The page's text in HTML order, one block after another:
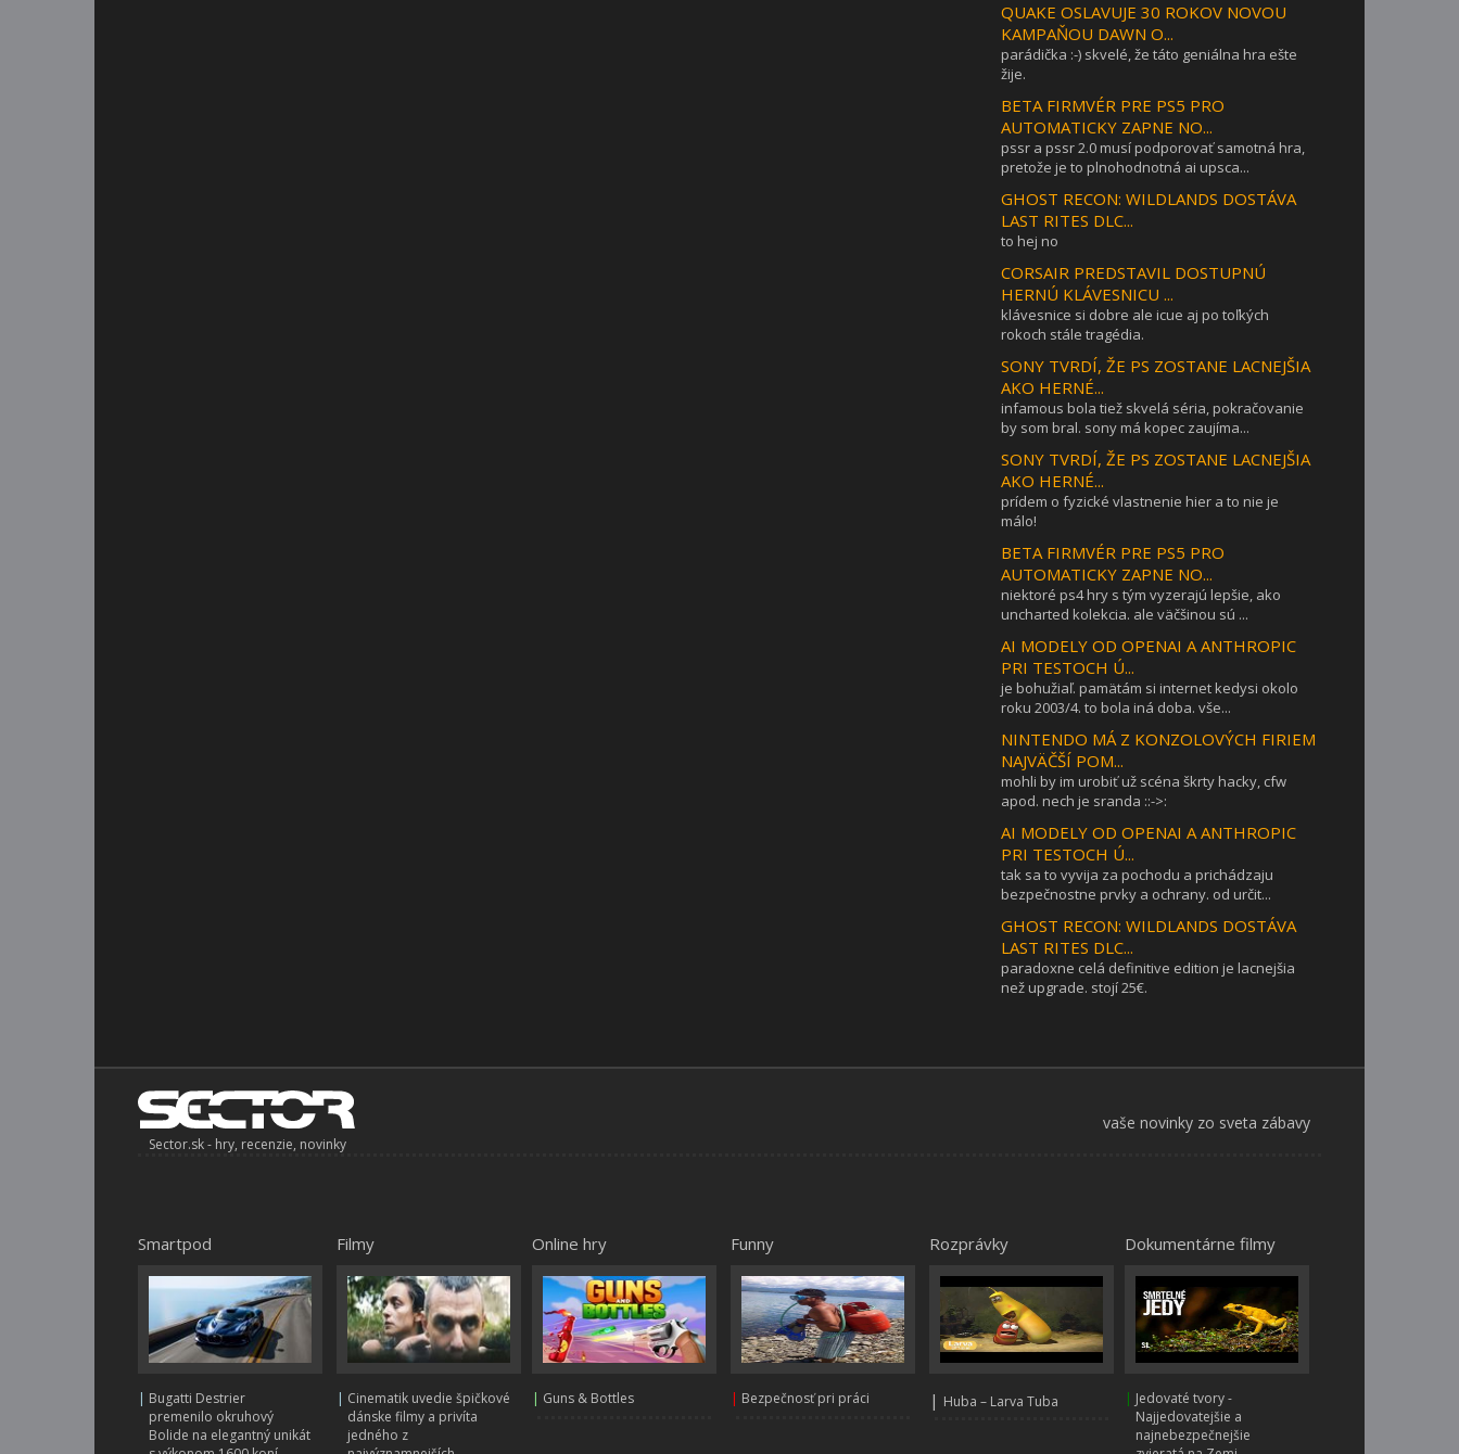
QUAKE OSLAVUJE 30 ROKOV NOVOU
KAMPAŇOU DAWN O...
parádička :-) skvelé, že táto geniálna hra ešte
žije.
BETA FIRMVÉR PRE PS5 PRO
AUTOMATICKY ZAPNE NO...
pssr a pssr 2.0 musí podporovať samotná hra,
pretože je to plnohodnotná ai upsca...
GHOST RECON: WILDLANDS DOSTÁVA
LAST RITES DLC...
to hej no
CORSAIR PREDSTAVIL DOSTUPNÚ
HERNÚ KLÁVESNICU ...
klávesnice si dobre ale icue aj po toľkých
rokoch stále tragédia.
SONY TVRDÍ, ŽE PS ZOSTANE LACNEJŠIA
AKO HERNÉ...
infamous bola tiež skvelá séria, pokračovanie
by som bral. sony má kopec zaujíma...
SONY TVRDÍ, ŽE PS ZOSTANE LACNEJŠIA
AKO HERNÉ...
prídem o fyzické vlastnenie hier a to nie je
málo!
BETA FIRMVÉR PRE PS5 PRO
AUTOMATICKY ZAPNE NO...
niektoré ps4 hry s tým vyzerajú lepšie, ako
uncharted kolekcia. ale väčšinou sú ...
AI MODELY OD OPENAI A ANTHROPIC
PRI TESTOCH Ú...
je bohužiaľ. pamätám si internet kedysi okolo
roku 2003/4. to bola iná doba. vše...
NINTENDO MÁ Z KONZOLOVÝCH FIRIEM
NAJVÄČŠÍ POM...
mohli by im urobiť už scéna škrty hacky, cfw
apod. nech je sranda ::->:
AI MODELY OD OPENAI A ANTHROPIC
PRI TESTOCH Ú...
tak sa to vyvija za pochodu a prichádzaju
bezpečnostne prvky a ochrany. od určit...
GHOST RECON: WILDLANDS DOSTÁVA
LAST RITES DLC...
paradoxne celá definitive edition je lacnejšia
než upgrade. stojí 25€.
vaše novinky zo sveta zábavy
Sector.sk - hry, recenzie, novinky
Smartpod
| Bugatti Destrier
premenilo okruhový
Bolide na elegantný unikát
Filmy
| Cinematik uvedie špičkové
dánske filmy a privíta
jedného z
Online hry
| Guns & Bottles
Funny
| Bezpečnosť pri práci
Rozprávky
| Huba – Larva Tuba
Dokumentárne filmy
| Jedovaté tvory -
Najjedovatejšie a
najnebezpečnejšie